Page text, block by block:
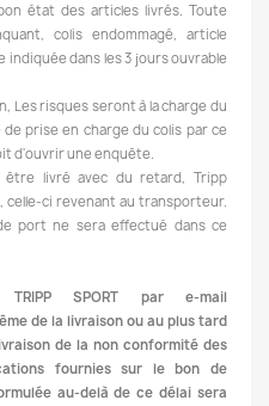
état des articles livrés. Toute
colis endommagé, article
dans les 3 jours ouvrable
Les risques seront à la charge du
prise en charge du colis par ce
d'ouvrir une enquête.
livré avec du retard, Tripp
ci revenant au transporteur.
port ne sera effectué dans ce
SPORT par e-mail
de la livraison ou au plus tard
de la non conformité des
fournies sur le bon de
au-delà de ce délai sera